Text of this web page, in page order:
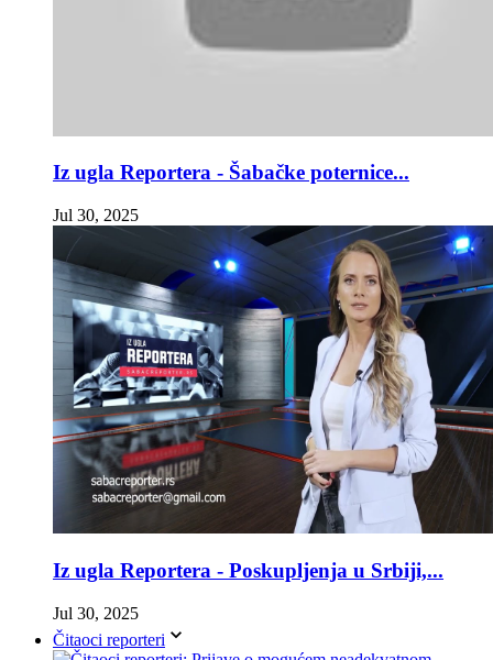
Iz ugla Reportera - Šabačke poternice...
Jul 30, 2025
Iz ugla Reportera - Poskupljenja u Srbiji,...
Jul 30, 2025
Čitaoci reporteri